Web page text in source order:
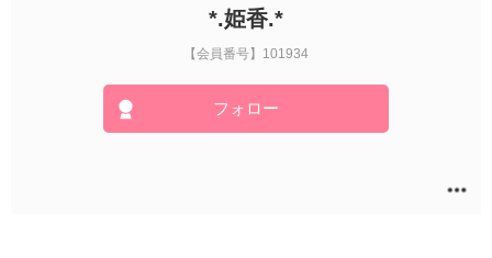
*.姫香.*
【会員番号】101934
フォロー